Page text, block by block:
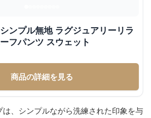
ンプル無地 ラグジュアリーリラ
フパンツ スウェット
商品の詳細を見る
は、シンプルながら洗練された印象を与